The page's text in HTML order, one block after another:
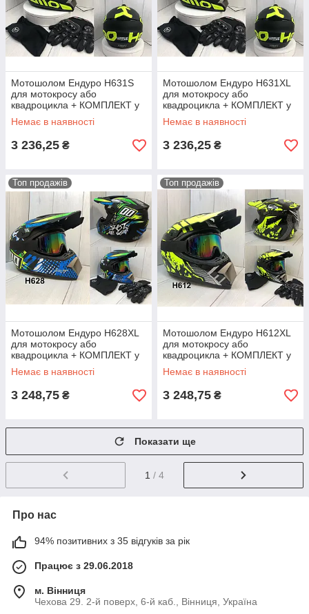
Мотошолом Ендуро H631S
для мотокросу або
квадроцикла + КОМПЛЕКТ у
Подарунок (Окуляри,
Рукавички, Маска)
Немає в наявності
3 236,25 ₴
Мотошолом Ендуро H631XL
для мотокросу або
квадроцикла + КОМПЛЕКТ у
Подарунок (Окуляри,
Рукавички, Маска)
Немає в наявності
3 236,25 ₴
Топ продажів
Мотошолом Ендуро H628XL
для мотокросу або
квадроцикла + КОМПЛЕКТ у
Подарунок (Окуляри,
Рукавички, Маска)
Немає в наявності
3 248,75 ₴
Топ продажів
Мотошолом Ендуро H612XL
для мотокросу або
квадроцикла + КОМПЛЕКТ у
Подарунок (Окуляри,
Рукавички, Маска)
Немає в наявності
3 248,75 ₴
Показати ще
1 / 4
Про нас
94% позитивних з 35 відгуків за рік
Працює з 29.06.2018
м. Вінниця
Чехова 29. 2-й поверх, 6-й каб., Вінниця, Україна